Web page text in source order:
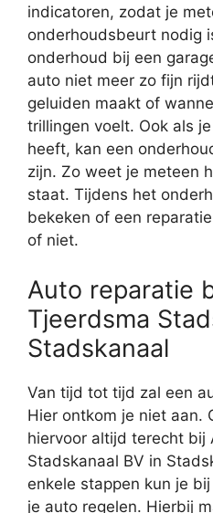
indicatoren, zodat je
onderhoudsbeurt nodig
onderhoud bij een
auto niet meer zo fijn
geluiden maakt of
trillingen voelt. Ook als
heeft, kan een
zijn. Zo weet je meteen
staat. Tijdens het
bekeken of een
of niet.
Auto reparatie
Tjeerdsma
Stadskanaal
Van tijd tot tijd zal een
Hier ontkom je niet aan.
hiervoor altijd terecht bij
Stadskanaal BV in
enkele stappen kun je
je auto regelen. Hierbij